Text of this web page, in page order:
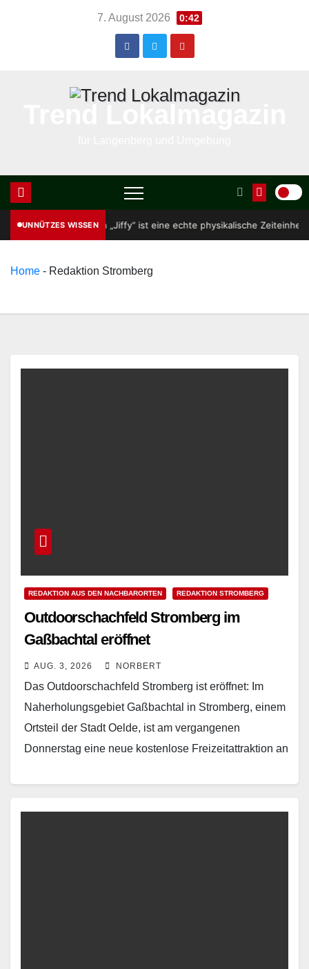
7. August 2026 0:42
Trend Lokalmagazin
UNNÜTZES WISSEN
„Jiffy“ ist eine echte physikalische Zeiteinheit: die Zeit, die Licht
Home - Redaktion Stromberg
REDAKTION AUS DEN NACHBARORTEN REDAKTION STROMBERG
Outdoorschachfeld Stromberg im
Gaßbachtal eröffnet
AUG. 3, 2026 NORBERT
Das Outdoorschachfeld Stromberg ist eröffnet: Im
Naherholungsgebiet Gaßbachtal in Stromberg, einem
Ortsteil der Stadt Oelde, ist am vergangenen
Donnerstag eine neue kostenlose Freizeitattraktion an